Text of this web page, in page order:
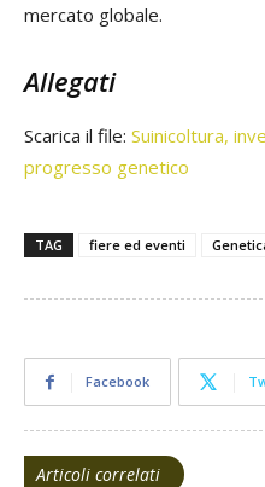
mercato globale.
Allegati
Scarica il file: Suinicoltura,
progresso genetico
TAG fiere ed eventi
Facebook
Articoli correlati